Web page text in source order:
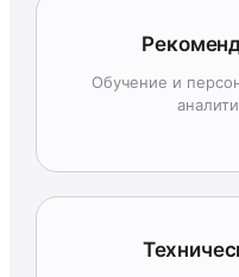
Обучение и